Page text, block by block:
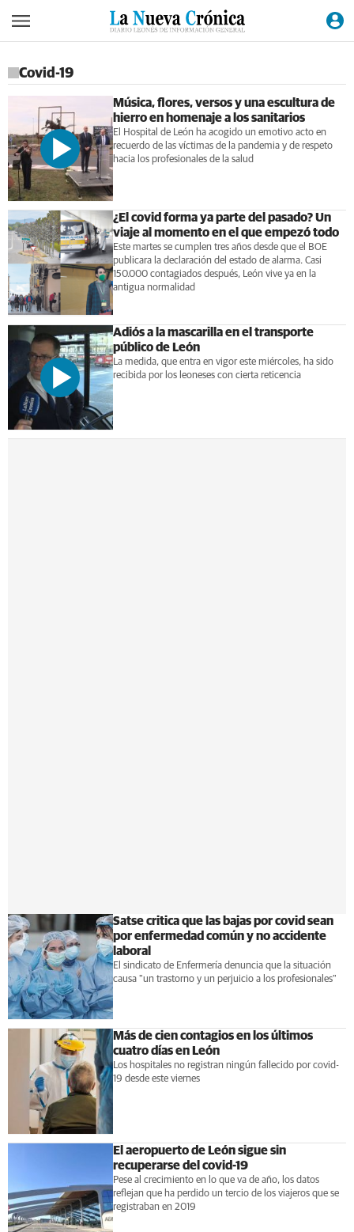
Covid-19
Música, flores, versos y una escultura de
hierro en homenaje a los sanitarios
El Hospital de León ha acogido un emotivo acto en
recuerdo de las víctimas de la pandemia y de respeto
hacia los profesionales de la salud
¿El covid forma ya parte del pasado? Un
viaje al momento en el que empezó todo
Este martes se cumplen tres años desde que el BOE
publicara la declaración del estado de alarma. Casi
150.000 contagiados después, León vive ya en la
antigua normalidad
Adiós a la mascarilla en el transporte
público de León
La medida, que entra en vigor este miércoles, ha sido
recibida por los leoneses con cierta reticencia
Satse critica que las bajas por covid sean
por enfermedad común y no accidente
laboral
El sindicato de Enfermería denuncia que la situación
causa "un trastorno y un perjuicio a los profesionales"
Más de cien contagios en los últimos
cuatro días en León
Los hospitales no registran ningún fallecido por covid-
19 desde este viernes
El aeropuerto de León sigue sin
recuperarse del covid-19
Pese al crecimiento en lo que va de año, los datos
reflejan que ha perdido un tercio de los viajeros que se
registraban en 2019